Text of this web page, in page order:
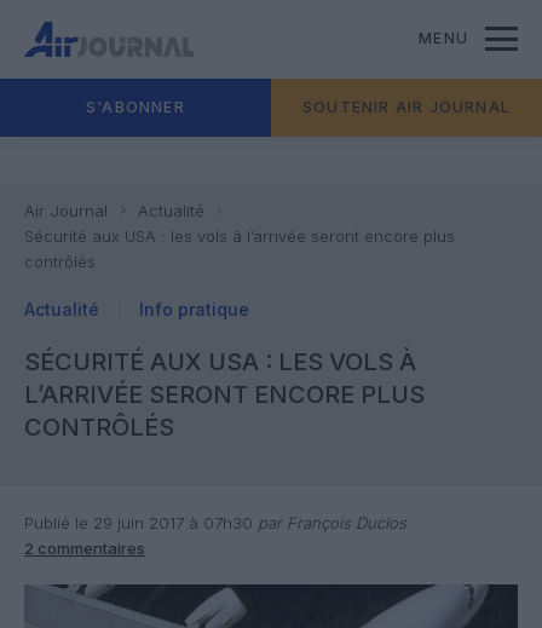
MENU
S'ABONNER SOUTENIR AIR JOURNAL
Air Journal
Actualité
Sécurité aux USA : les vols à l’arrivée seront encore plus
contrôlés
Actualité Info pratique
SÉCURITÉ AUX USA : LES VOLS À
L’ARRIVÉE SERONT ENCORE PLUS
CONTRÔLÉS
Publié le 29 juin 2017 à 07h30 par François Duclos
2 commentaires